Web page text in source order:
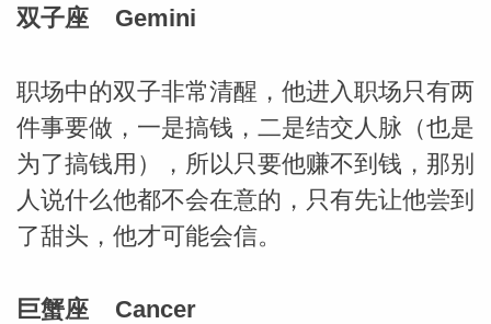
双子座 Gemini
职场中的双子非常清醒，他进入职场只有两
件事要做，一是搞钱，二是结交人脉（也是
为了搞钱用），所以只要他赚不到钱，那别
人说什么他都不会在意的，只有先让他尝到
了甜头，他才可能会信。
巨蟹座 Cancer